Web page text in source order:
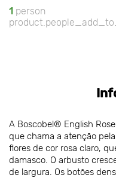
1 person
A Boscobel® English
que chama a atenção
flores de cor rosa claro,
damasco. O arbusto
de largura. Os botões